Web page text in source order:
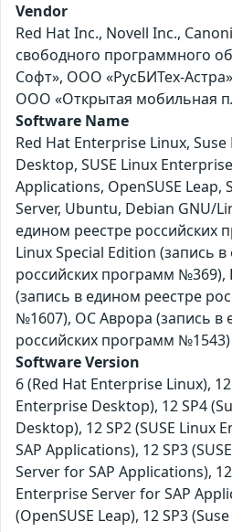
Vendor
Red Hat Inc., Novell Inc.,
свободного программного
Софт», ООО «РусБИТех-
ООО «Открытая мобильная
Software Name
Red Hat Enterprise Linux,
Desktop, SUSE Linux
Applications, OpenSUSE Leap,
Server, Ubuntu, Debian GNU/
едином реестре российских
Linux Special Edition (запись
российских программ
(запись в едином реестре
№1607), ОС Аврора (запись в
российских программ №1543)
Software Version
6 (Red Hat Enterprise Linux),
Enterprise Desktop), 12 SP4
Desktop), 12 SP2 (SUSE Linux
SAP Applications), 12 SP3
Server for SAP Applications), 12
Enterprise Server for SAP
(OpenSUSE Leap), 12 SP3